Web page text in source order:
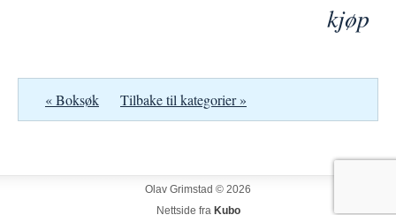
kjøp
« Boksøk Tilbake til kategorier »
Olav Grimstad © 2026
Nettside fra Kubo